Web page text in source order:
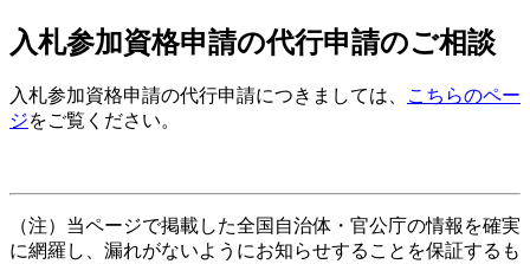
入札参加資格申請の代行申請のご相談
入札参加資格申請の代行申請につきましては、
こちらのペー
ジをご覧ください。
（注）当ページで掲載した全国自治体・官公庁の情報を確実
に網羅し、漏れがないようにお知らせすることを保証するも